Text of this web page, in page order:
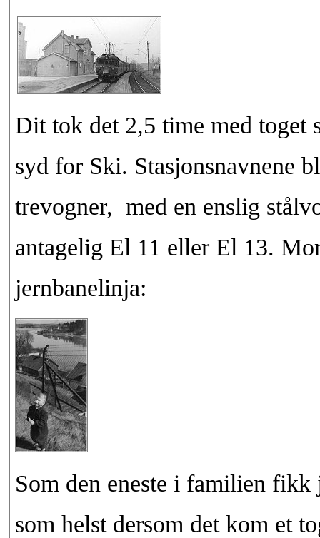
Dit tok det 2,5 time med toget
syd for Ski. Stasjonsnavnene
trevogner, med en enslig
antagelig El 11 eller El 13.
jernbanelinja:
Som den eneste i familien
som helst dersom det kom et